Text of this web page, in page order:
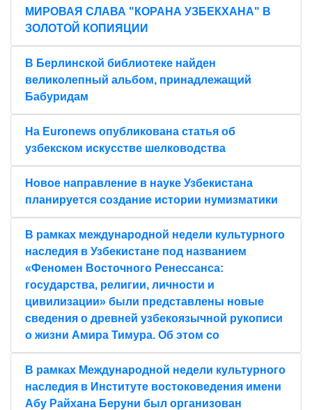
МИРОВАЯ СЛАВА "КОРАНА УЗБЕКХАНА" В
ЗОЛОТОЙ КОПИЯЦИИ
В Берлинской библиотеке найден
великолепный альбом, принадлежащий
Бабуридам
На Euronews опубликована статья об
узбекском искусстве шелководства
Новое направление в науке Узбекистана
планируется создание истории нумизматики
В рамках международной недели культурного
наследия в Узбекистане под названием
«Феномен Восточного Ренессанса:
государства, религии, личности и
цивилизации» были представлены новые
сведения о древней узбекоязычной рукописи
о жизни Амира Тимура. Об этом со
В рамках Международной недели культурного
наследия в Институте востоковедения имени
Абу Райхана Беруни был организован